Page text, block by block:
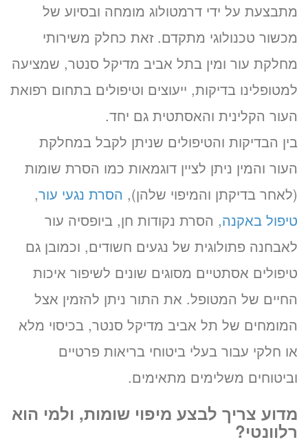
מתבצעת על ידי דרמטולוג מומחה ובסיוע של
מכשור טכנולוגי מתקדם. זאת כחלק משירותי
מחלקת עור ומין בתל אביב מדיקל סנטר, שמציעה
למטופלינו בדיקות, ייעוצים וטיפולים בתחום רפואת
העור הקלינית והאסתטית גם יחד.
בין הבדיקות והטיפולים שניתן לקבל במחלקת
העור והמין ניתן לציין דוגמאות כמו הסרת שומות
(לאחר בדיקתן והמיפוי שלהן), הסרת נגעי עור,
טיפול באקנה, הסרת נקודות חן, ביופסיה עור
לאבחנה פתולוגית של נגעים חשודים, וכמובן גם
טיפולים אסתטיים מסוגים שונים לשיפור איכות
החיים של המטופל. את התור ניתן להזמין אצל
המומחים של תל אביב מדיקל סנטר, בכיסוי מלא
או חלקי עבור בעלי ביטוחי בריאות פרטיים
וביטוחים משלימים מתאימים.
מדוע צריך לבצע מיפוי שומות, ולמי הוא
רלוונטי?